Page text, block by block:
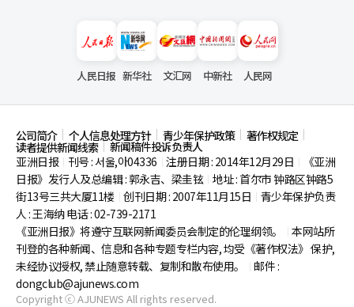
人民日报 新华社 文汇网 中新社 人民网
公司简介 个人信息处理方针 青少年保护政策 著作权规定
读者提供新闻线索
新闻稿件投诉负责人
亚洲日报
刊号 : 서울,아04336 注册日期 : 2014年12月29日
《亚洲
日报》发行人及总编辑 : 郭永吉、梁圭铉 地址 : 首尔市钟路区钟路5
街13号三共大厦11楼 创刊日期 : 2007年11月15日
青少年保护负责
人 : 王海纳 电话 : 02-739-2171
《亚洲日报》将遵守互联网新闻委员会制定的伦理纲领。
本网站所
刊登的各种新闻、信息和各种专题专栏内容, 均受《著作权法》 保护,
未经协议授权, 禁止随意转载、复制和散布使用。
邮件 :
dongclub@ajunews.com
Copyright ⓒ AJUNEWS All rights reserved.